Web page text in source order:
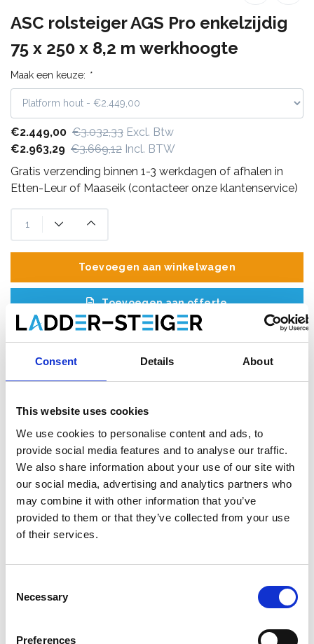
Consent Details About
This website uses cookies
We use cookies to personalise content and ads, to
provide social media features and to analyse our traffic.
We also share information about your use of our site with
our social media, advertising and analytics partners who
may combine it with other information that you’ve
provided to them or that they’ve collected from your use
of their services.
Selection
Necessary
Preferences
ASC rolsteiger AGS Pro enkelzijdig
75 x 250 x 8,2 m werkhoogte
Maak een keuze: *
€2.449,00 €3.032,33 Excl. Btw
€2.963,29 €3.669,12 Incl. BTW
Gratis verzending binnen 1-3 werkdagen of afhalen in
Etten-Leur of Maaseik (contacteer onze klantenservice)
Toevoegen aan winkelwagen
Toevoegen aan offerte
Beschrijving
DeASC AGS (Advantaged Guardrail System) rolsteiger
voldoet aan de nieuwe norm. Vanaf 1 januari 2018 is het verplicht
om altijd een leuning te hebben bij betreding van een volgend
leuning aanwezig voordat je omhoog klimt.
De platforms zijn verkrijgbaar met een houten deck of
carbon deck. De
carbon decks zijn 25% procent
De AGS Pro rolsteiger is geschikt voor werkzaamheden